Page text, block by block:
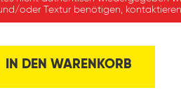
oder Textur benötigen, kontaktieren
IN DEN WARENKORB